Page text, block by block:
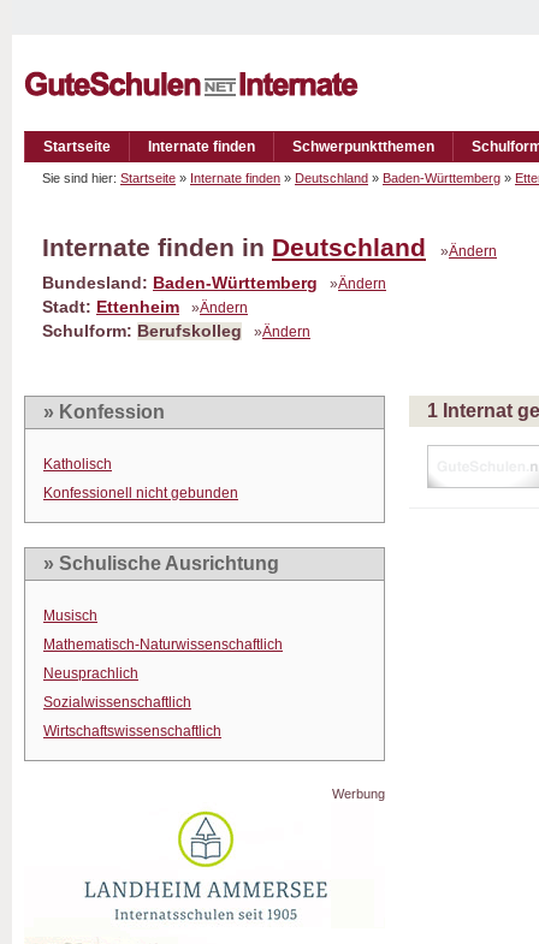
Startseite Internate finden Schwerpunktthemen
Sie sind hier: Startseite » Internate finden » Deutschland » Baden-Württemberg »
Internate finden in Deutschland »Ändern
Bundesland: Baden-Württemberg »Ändern
Stadt: Ettenheim »Ändern
Schulform: Berufskolleg »Ändern
» Konfession
Katholisch
Konfessionell nicht gebunden
» Schulische Ausrichtung
Musisch
Mathematisch-Naturwissenschaftlich
Neusprachlich
Sozialwissenschaftlich
Wirtschaftswissenschaftlich
Werbung
1 Internat